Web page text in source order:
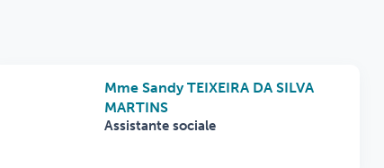
Mme Sandy TEIXEIRA DA SILVA
MARTINS
Assistante sociale